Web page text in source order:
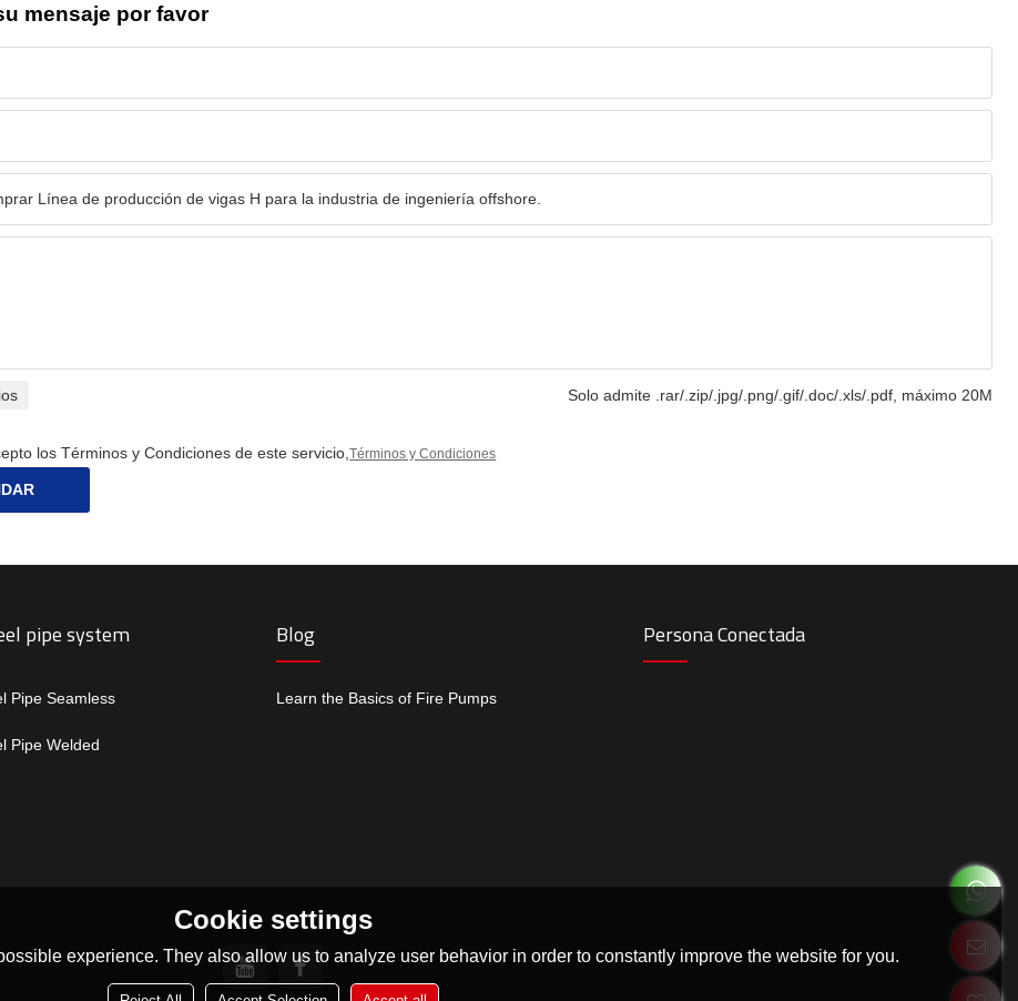
mensaje por favor
Solo admite .rar/.zip/.jpg/.png/.gif/.doc/.xls/.pdf, máximo 20M
los Términos y Condiciones de este servicio,Términos y Condiciones
pipe system
Pipe Seamless
Pipe Welded
Blog
Learn the Basics of Fire Pumps
Persona Conectada
Cookie settings
experience. They also allow us to analyze user behavior in order to constantly improve the website for you.